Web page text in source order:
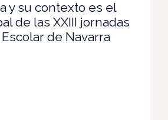
y su contexto es el
de las XXIII jornadas
de Navarra